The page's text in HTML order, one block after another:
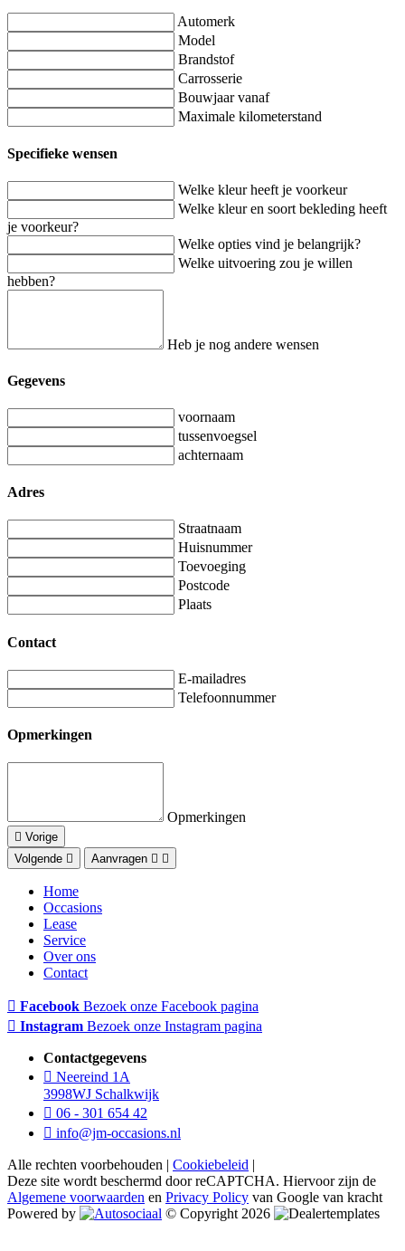
Automerk
Model
Brandstof
Carrosserie
Bouwjaar vanaf
Maximale kilometerstand
Specifieke wensen
Welke kleur heeft je voorkeur
Welke kleur en soort bekleding heeft
je voorkeur?
Welke opties vind je belangrijk?
Welke uitvoering zou je willen
hebben?
Heb je nog andere wensen
Gegevens
voornaam
tussenvoegsel
achternaam
Adres
Straatnaam
Huisnummer
Toevoeging
Postcode
Plaats
Contact
E-mailadres
Telefoonnummer
Opmerkingen
Opmerkingen
Vorige
Volgende
Aanvragen
Home
Occasions
Lease
Service
Over ons
Contact
Facebook Bezoek onze Facebook pagina
Instagram Bezoek onze Instagram pagina
Contactgegevens
Neereind 1A
3998WJ Schalkwijk
06 - 301 654 42
info@jm-occasions.nl
Alle rechten voorbehouden | Cookiebeleid |
Deze site wordt beschermd door reCAPTCHA. Hiervoor zijn de
Algemene voorwaarden en Privacy Policy van Google van kracht
Powered by
© Copyright 2026